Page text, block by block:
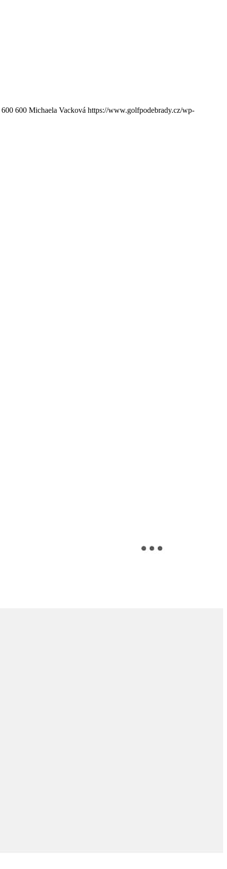
600 600 Michaela Vacková https://www.golfpodebrady.cz/wp-